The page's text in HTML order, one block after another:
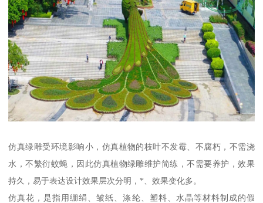
仿真绿雕受环境影响小，仿真植物的枝叶不发霉、不腐朽，不需浇
水，不繁衍蚊蝇，因此仿真植物绿雕维护简练，不需要养护，效果
持久，易于表达设计效果层次分明，*、效果变化多。
仿真花，是指用绷绢、皱纸、涤纶、塑料、水晶等材料制成的假